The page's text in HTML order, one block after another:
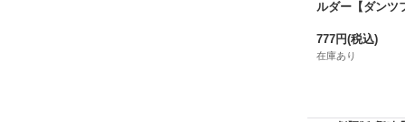
ルダー【ダンツ
777円(税込)
在庫あり